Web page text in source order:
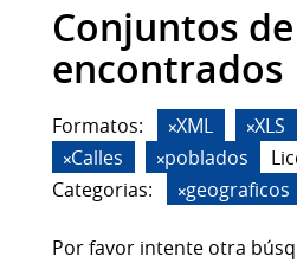
Conjuntos
encontrados
Formatos: XML XLS
Calles
poblados
Categorias:
geograficos
Por favor intente otra